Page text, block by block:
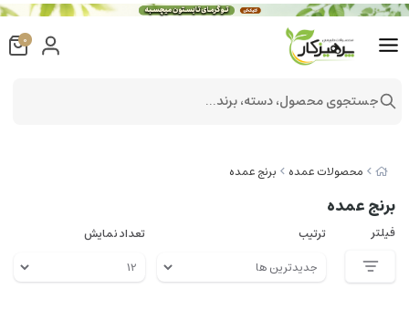
محصولات عمده برنج عمده
برنج عمده
فیلتر ترتیب تعداد نمایش
0
جستجوی محصول، دسته، برند...